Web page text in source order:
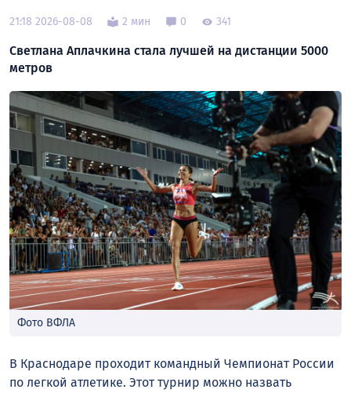
21:18 2026-08-08 2 мин 0 341
Светлана Аплачкина стала лучшей на дистанции 5000
метров
Фото ВФЛА
В Краснодаре проходит командный Чемпионат России
по легкой атлетике. Этот турнир можно назвать